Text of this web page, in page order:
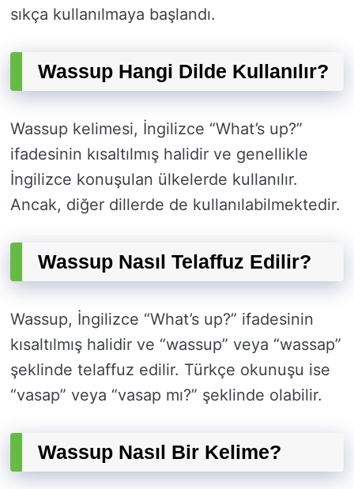
sıkça kullanılmaya başlandı.
Wassup Hangi Dilde Kullanılır?
Wassup kelimesi, İngilizce “What’s up?”
ifadesinin kısaltılmış halidir ve genellikle
İngilizce konuşulan ülkelerde kullanılır.
Ancak, diğer dillerde de kullanılabilmektedir.
Wassup Nasıl Telaffuz Edilir?
Wassup, İngilizce “What’s up?” ifadesinin
kısaltılmış halidir ve “wassup” veya “wassap”
şeklinde telaffuz edilir. Türkçe okunuşu ise
“vasap” veya “vasap mı?” şeklinde olabilir.
Wassup Nasıl Bir Kelime?